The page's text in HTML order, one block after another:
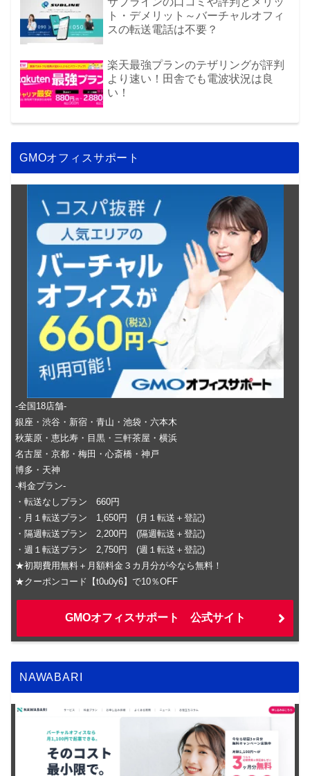
ト・デメリット～バーチャルオフィ
スの転送電話は不要？
楽天最強プランのテザリングが評判
より速い！田舎でも電波状況は良
い！
GMOオフィスサポート
-全国18店舗-
銀座・渋谷・新宿・青山・池袋・六本木
秋葉原・恵比寿・目黒・三軒茶屋・横浜
名古屋・京都・梅田・心斎橋・神戸
博多・天神
-料金プラン-
・転送なしプラン 660円
・月１転送プラン 1,650円 (月１転送＋登記)
・隔週転送プラン 2,200円 (隔週転送＋登記)
・週１転送プラン 2,750円 (週１転送＋登記)
★初期費用無料＋月額料金３カ月分が今なら無料！
★クーポンコード【t0u0y6】で10％OFF
GMOオフィスサポート 公式サイト
NAWABARI